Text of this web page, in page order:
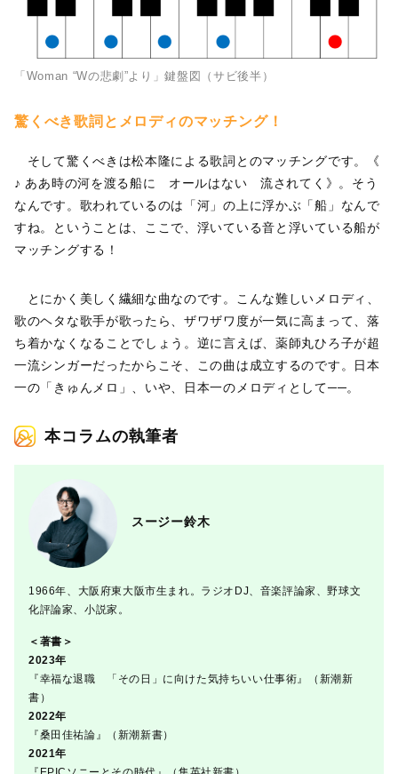
「Woman “Wの悲劇”より」鍵盤図（サビ後半）
驚くべき歌詞とメロディのマッチング！
そして驚くべきは松本隆による歌詞とのマッチングです。《
♪ ああ時の河を渡る船に オールはない 流されてく》。そう
なんです。歌われているのは「河」の上に浮かぶ「船」なんで
すね。ということは、ここで、浮いている音と浮いている船が
マッチングする！
とにかく美しく繊細な曲なのです。こんな難しいメロディ、
歌のヘタな歌手が歌ったら、ザワザワ度が一気に高まって、落
ち着かなくなることでしょう。逆に言えば、薬師丸ひろ子が超
一流シンガーだったからこそ、この曲は成立するのです。日本
一の「きゅんメロ」、いや、日本一のメロディとして──。
本コラムの執筆者
スージー鈴木
1966年、大阪府東大阪市生まれ。ラジオDJ、音楽評論家、野球文
化評論家、小説家。
＜著書＞
2023年
『幸福な退職 「その日」に向けた気持ちいい仕事術』（新潮新
書）
2022年
『桑田佳祐論』（新潮新書）
2021年